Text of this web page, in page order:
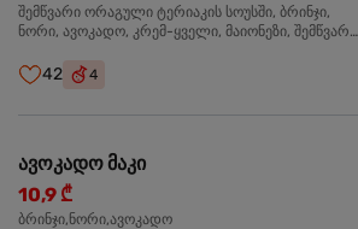
შემწვარი ორაგული ტერიაკის სოუსში, ბრინჯი,
ნორი, ავოკადო, კრემ-ყველი, მაიონეზი, შემწვარი
42 4
ავოკადო მაკი
10,9 ₾
ბრინჯი,ნორი,ავოკადო